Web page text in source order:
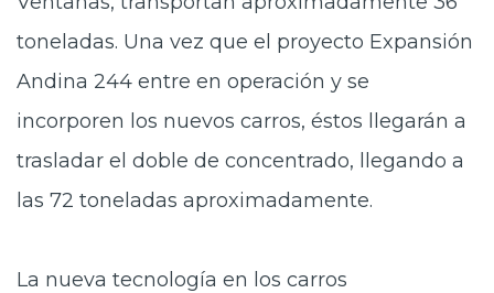
toneladas. Una vez que el proyecto Expansión
Andina 244 entre en operación y se
incorporen los nuevos carros, éstos llegarán a
trasladar el doble de concentrado, llegando a
las 72 toneladas aproximadamente.
La nueva tecnología en los carros